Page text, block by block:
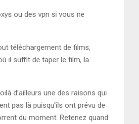
ou des vpn si vous ne
téléchargement de films,
il suffit de taper le film, la
d’ailleurs une des raisons qui
pas là puisqu’ils ont prévu de
du moment. Retenez quand